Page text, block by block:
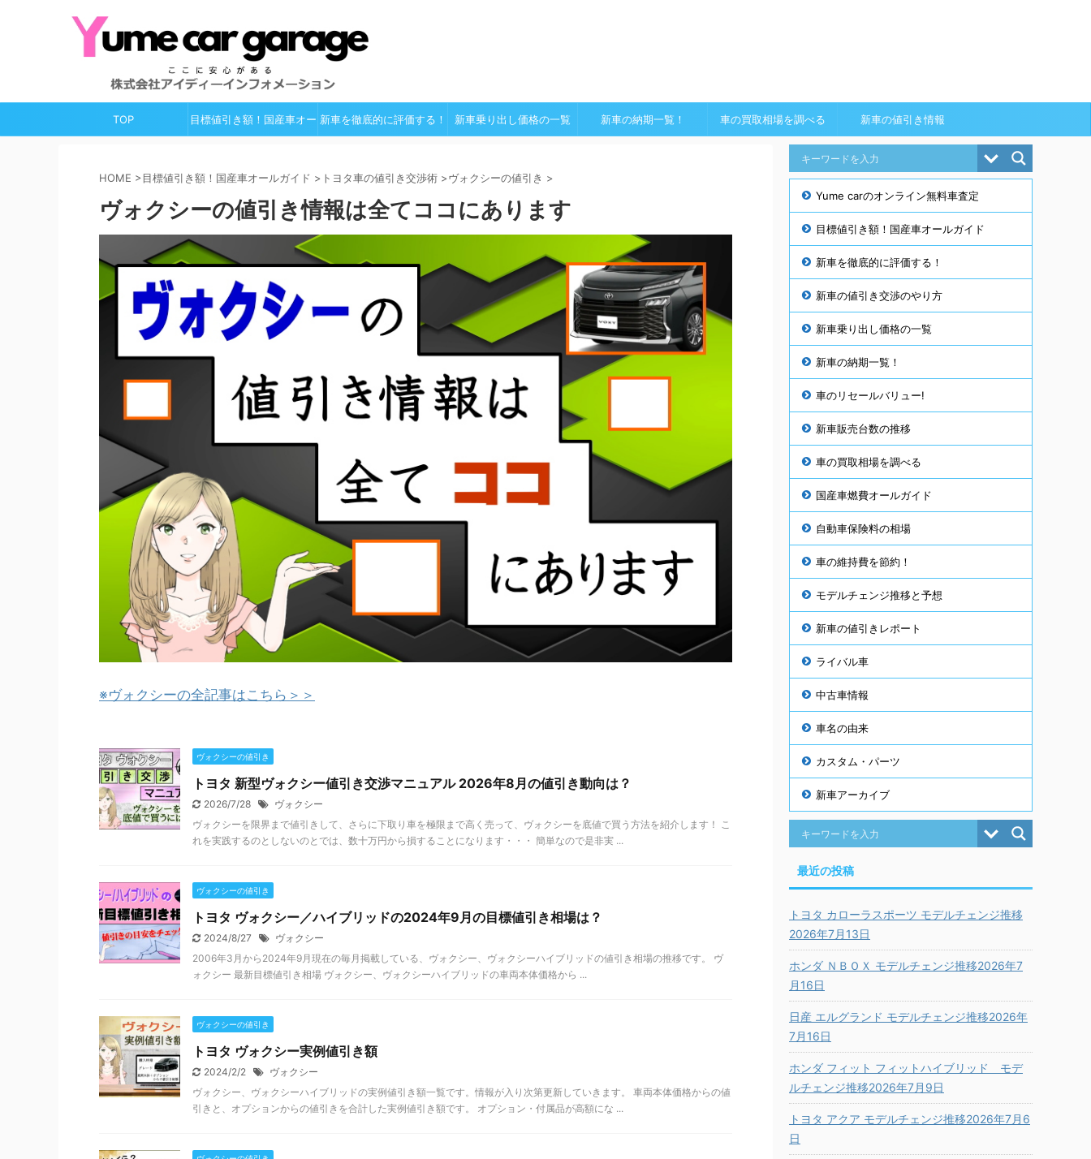
TOP 目標値引き額！国産車オー 新車を徹底的に評価する！ 新車乗り出し価格の一覧 新車の納期一覧！ 車の買取相場を調べる 新車の値引き情報
HOME >目標値引き額！国産車オールガイド > トヨタ車の値引き交渉術 >ヴォクシーの値引き >
ヴォクシーの値引き情報は全てココにあります
※ヴォクシーの全記事はこちら＞＞
ヴォクシーの値引き
トヨタ 新型ヴォクシー値引き交渉マニュアル 2026年8月の値引き動向は？
2026/7/28
ヴォクシー
ヴォクシーを限界まで値引きして、さらに下取り車を極限まで高く売って、ヴォクシーを底値で買う方法を紹介します！ こ
れを実践するのとしないのとでは、数十万円から損することになります・・・ 簡単なので是非実 ...
ヴォクシーの値引き
トヨタ ヴォクシー／ハイブリッドの2024年9月の目標値引き相場は？
2024/8/27
ヴォクシー
2006年3月から2024年9月現在の毎月掲載している、ヴォクシー、ヴォクシーハイブリッドの値引き相場の推移です。 ヴ
ォクシー 最新目標値引き相場 ヴォクシー、ヴォクシーハイブリッドの車両本体価格から ...
ヴォクシーの値引き
トヨタ ヴォクシー実例値引き額
2024/2/2
ヴォクシー
ヴォクシー、ヴォクシーハイブリッドの実例値引き額一覧です。情報が入り次第更新していきます。 車両本体価格からの値
引きと、オプションからの値引きを合計した実例値引き額です。 オプション・付属品が高額にな ...
Yume carのオンライン無料車査定
目標値引き額！国産車オールガイド
新車を徹底的に評価する！
新車の値引き交渉のやり方
新車乗り出し価格の一覧
新車の納期一覧！
車のリセールバリュー!
新車販売台数の推移
車の買取相場を調べる
国産車燃費オールガイド
自動車保険料の相場
車の維持費を節約！
モデルチェンジ推移と予想
新車の値引きレポート
ライバル車
中古車情報
車名の由来
カスタム・パーツ
新車アーカイブ
最近の投稿
トヨタ カローラスポーツ モデルチェンジ推移
2026年7月13日
ホンダ ＮＢＯＸ モデルチェンジ推移2026年7
月16日
日産 エルグランド モデルチェンジ推移2026年
7月16日
ホンダ フィット フィットハイブリッド モデ
ルチェンジ推移2026年7月9日
トヨタ アクア モデルチェンジ推移2026年7月6
日